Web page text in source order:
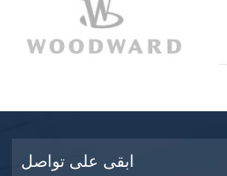
ابقى على تواصل